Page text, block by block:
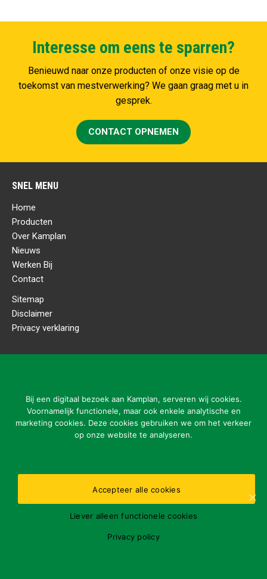
Interesse om eens te sparren?
Benieuwd naar onze producten of onze visie op de
toekomst van mestverwerking? We gaan graag met u in
gesprek.
CONTACT OPNEMEN
SNEL MENU
Home
Producten
Over Kamplan
Nieuws
Werken Bij
Contact
Sitemap
Disclaimer
Privacy verklaring
5281 RN Boxtel
Tel: 31 (0)411-615700
info@kamplan.com
Openingstijden kantoor:
ma-vr 7.00-16.00 uur
Gelieve storingen buiten openingstijden enkel te melden
Bij een digitaal bezoek aan Kamplan, serveren wij cookies.
Voornamelijk functionele, maar ook enkele analytische en
marketing cookies. Deze cookies gebruiken we om het verkeer
op onze website te analyseren.
Accepteer alle cookies
Liever alleen functionele cookies
Privacy policy